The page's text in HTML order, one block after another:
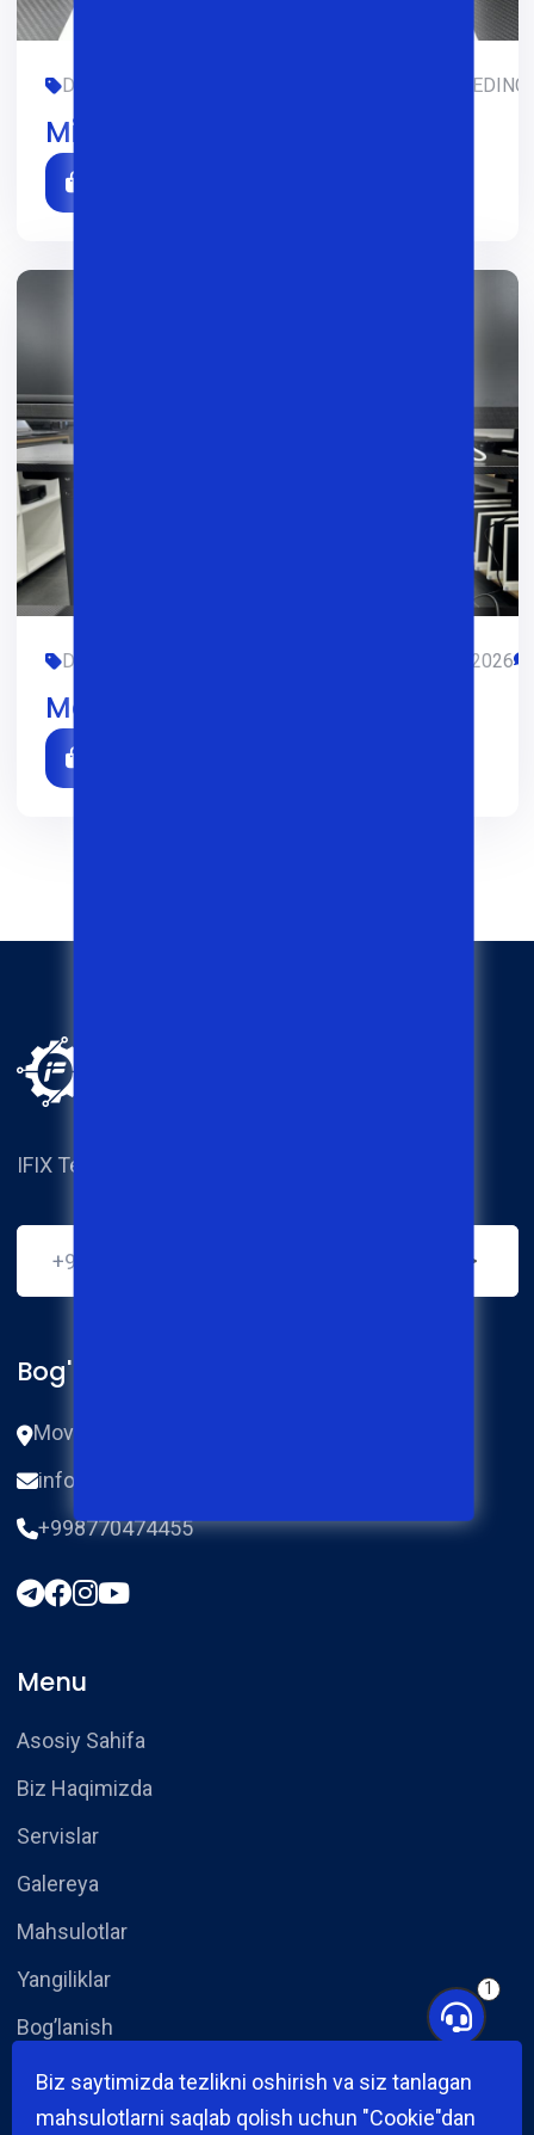
Biz saytimizda tezlikni oshirish va siz tanlagan
mahsulotlarni saqlab qolish uchun "Cookie"dan
DASTURLASH, FOYDALANILGAN, OFIS, SMM, TREDING,
Microsoft surface 3
DELL, OFIS, SMM, TREDING, YANGIDAY 01/02/2026
Monoblock Dell
IFIX Techical service center.
Bog'lanish
Movoraunnahr ko‘chasi 87 2a-uy, Qo'qon.
info@ifix.uz
+998770474455
Menu
Asosiy Sahifa
Biz Haqimizda
Servislar
Galereya
Mahsulotlar
Yangiliklar
Bog’lanish
Yangiliklar
1